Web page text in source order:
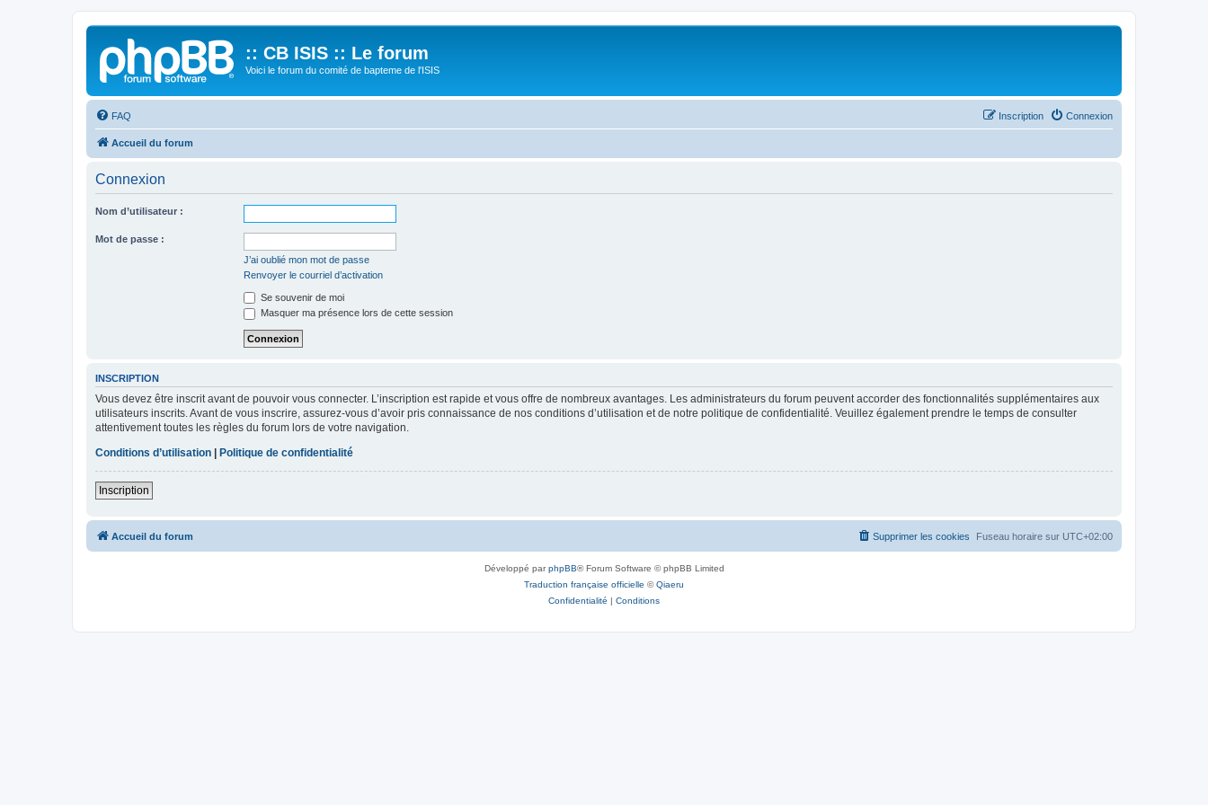
:: CB ISIS :: Le forum
Voici le forum du comité de bapteme de l'ISIS
FAQ Connexion
Inscription
Accueil du forum
Connexion
Nom d’utilisateur :
Mot de passe :
J’ai oublié mon mot de passe
Renvoyer le courriel d’activation
Se souvenir de moi
Masquer ma présence lors de cette session
INSCRIPTION
Vous devez être inscrit avant de pouvoir vous connecter. L’inscription est rapide et vous offre de nombreux avantages. Les administrateurs du forum peuvent accorder des fonctionnalités supplémentaires aux
utilisateurs inscrits. Avant de vous inscrire, assurez-vous d’avoir pris connaissance de nos conditions d’utilisation et de notre politique de confidentialité. Veuillez également prendre le temps de consulter
attentivement toutes les règles du forum lors de votre navigation.
Conditions d’utilisation
Politique de confidentialité
Inscription
Accueil du forum Fuseau horaire sur UTC+02:00
Supprimer les cookies
Développé parphpBB® Forum Software © phpBB Limited
Traduction française officielle ©Qiaeru
Confidentialité | Conditions